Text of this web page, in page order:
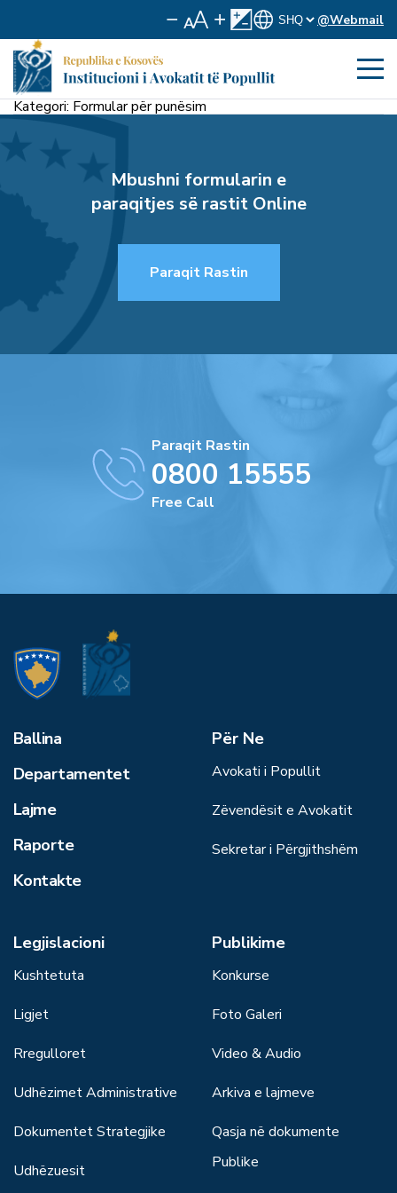
@Webmail
Kategori: Formular për punësim
Mbushni formularin e
paraqitjes së rastit Online
Paraqit Rastin
Paraqit Rastin
0800 15555
Free Call
Ballina
Departamentet
Lajme
Raporte
Kontakte
Për Ne
Avokati i Popullit
Zëvendësit e Avokatit
Sekretar i Përgjithshëm
Legjislacioni
Kushtetuta
Ligjet
Rregulloret
Udhëzimet Administrative
Dokumentet Strategjike
Udhëzuesit
Publikime
Konkurse
Foto Galeri
Video & Audio
Arkiva e lajmeve
Qasja në dokumente
Publike